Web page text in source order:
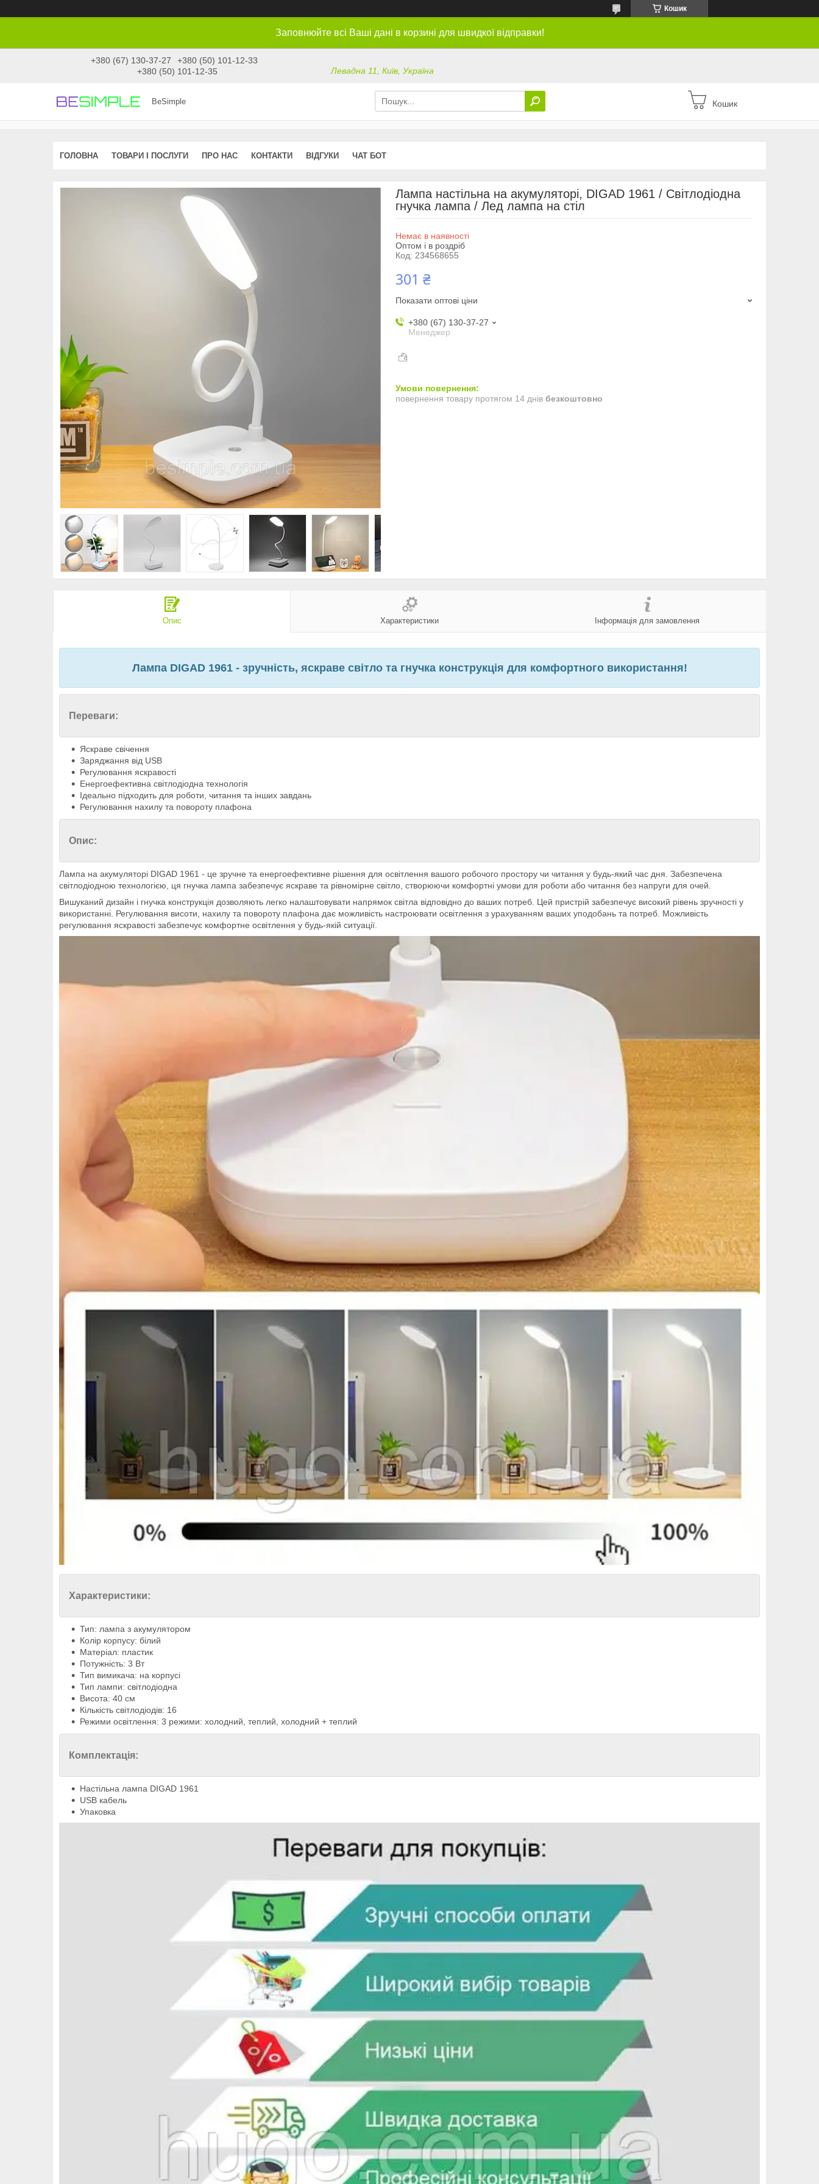
Кошик
Заповнюйте всі Ваші дані в корзині для швидкої відправки!
+380 (67) 130-37-27
+380 (50) 101-12-33
+380 (50) 101-12-35
Левадна 11, Київ, Україна
BeSimple Кошик
ГОЛОВНА ТОВАРИ І ПОСЛУГИ ПРО НАС КОНТАКТИ ВІДГУКИ ЧАТ БОТ
Лампа настільна на акумуляторі, DIGAD 1961 / Світлодіодна
гнучка лампа / Лед лампа на стіл
Немає в наявності
Оптом і в роздріб
Код: 234568655
301 ₴
Показати оптові ціни
+380 (67) 130-37-27
Менеджер
повернення товару протягом 14 днів безкоштовно
Опис Характеристики Інформація для замовлення
Лампа DIGAD 1961 - зручність, яскраве світло та гнучка конструкція для комфортного використання!
Переваги:
Яскраве свічення
Заряджання від USB
Регулювання яскравості
Енергоефективна світлодіодна технологія
Ідеально підходить для роботи, читання та інших завдань
Регулювання нахилу та повороту плафона
Опис:
Лампа на акумуляторі DIGAD 1961 - це зручне та енергоефективне рішення для освітлення вашого робочого простору чи читання у будь-який час дня. Забезпечена
світлодіодною технологією, ця гнучка лампа забезпечує яскраве та рівномірне світло, створюючи комфортні умови для роботи або читання без напруги для очей.
Вишуканий дизайн і гнучка конструкція дозволяють легко налаштовувати напрямок світла відповідно до ваших потреб. Цей пристрій забезпечує високий рівень зручності у
використанні. Регулювання висоти, нахилу та повороту плафона дає можливість настроювати освітлення з урахуванням ваших уподобань та потреб. Можливість
регулювання яскравості забезпечує комфортне освітлення у будь-якій ситуації.
Характеристики:
Тип: лампа з акумулятором
Колір корпусу: білий
Матеріал: пластик
Потужність: 3 Вт
Тип вимикача: на корпусі
Тип лампи: світлодіодна
Висота: 40 см
Кількість світлодіодів: 16
Режими освітлення: 3 режими: холодний, теплий, холодний + теплий
Комплектація:
Настільна лампа DIGAD 1961
USB кабель
Упаковка